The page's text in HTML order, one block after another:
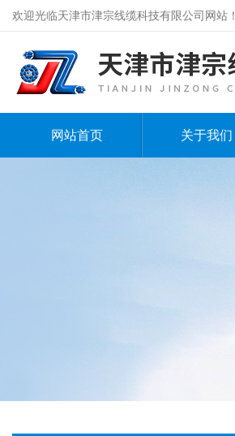
欢迎光临天津市津宗线缆科技有限公司网站！
网站首页 关于我们